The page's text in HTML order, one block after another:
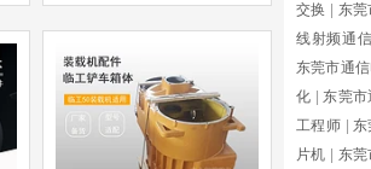
交换
东
线射频通
东莞市通
化
东莞
工程师
片机
东